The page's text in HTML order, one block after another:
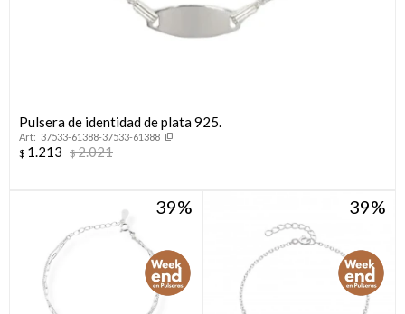
Pulsera de identidad de plata 925.
37533-61388-37533-61388
$ 1.213 $2.021
39 39